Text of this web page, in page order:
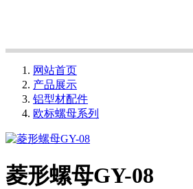
网站首页
产品展示
铝型材配件
欧标螺母系列
菱形螺母GY-08